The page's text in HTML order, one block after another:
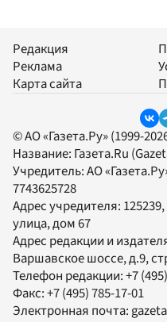
Редакция
Реклама
Карта сайта
© АО «Газета.Ру» (1999-
Название: Газета.Ru
Учредитель:АО
7743625728
Адрес учредителя:
улица, дом 67
Адрес редакции и
Варшавское шоссе, д.9,
Телефон редакции:+7
Факс:+7 (495) 785-17-01
Электронная почта: